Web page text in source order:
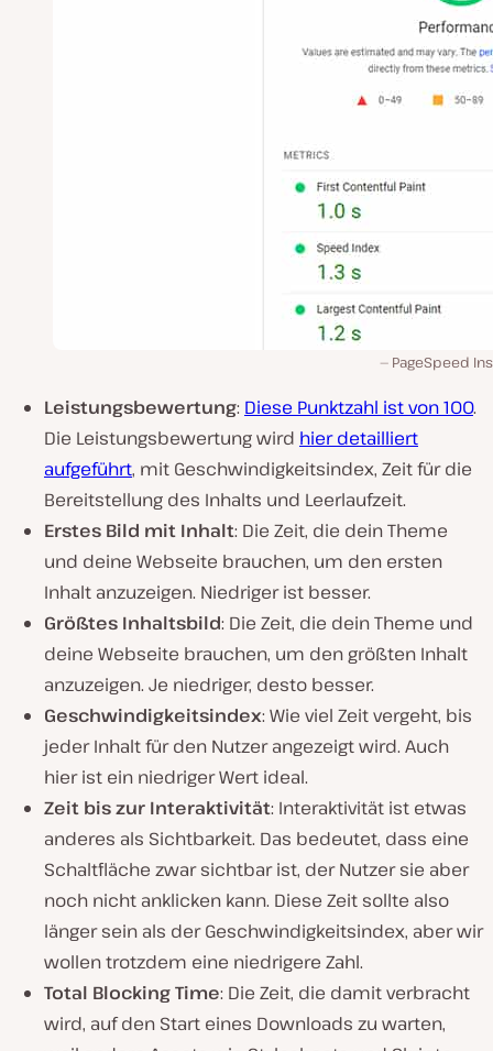
PageSpeed
Leistungsbewertung: Diese Punktzahl ist von 100.
Die Leistungsbewertung wird hier detailliert
aufgeführt, mit Geschwindigkeitsindex, Zeit für die
Bereitstellung des Inhalts und Leerlaufzeit.
Erstes Bild mit Inhalt: Die Zeit, die dein Theme
und deine Webseite brauchen, um den ersten
Inhalt anzuzeigen. Niedriger ist besser.
Größtes Inhaltsbild: Die Zeit, die dein Theme und
deine Webseite brauchen, um den größten Inhalt
anzuzeigen. Je niedriger, desto besser.
Geschwindigkeitsindex: Wie viel Zeit vergeht, bis
jeder Inhalt für den Nutzer angezeigt wird. Auch
hier ist ein niedriger Wert ideal.
Zeit bis zur Interaktivität: Interaktivität ist etwas
anderes als Sichtbarkeit. Das bedeutet, dass eine
Schaltfläche zwar sichtbar ist, der Nutzer sie aber
noch nicht anklicken kann. Diese Zeit sollte also
länger sein als der Geschwindigkeitsindex, aber wir
wollen trotzdem eine niedrigere Zahl.
Total Blocking Time: Die Zeit, die damit verbracht
wird, auf den Start eines Downloads zu warten,